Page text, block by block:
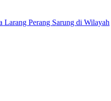
Larang Perang Sarung di Wilayah